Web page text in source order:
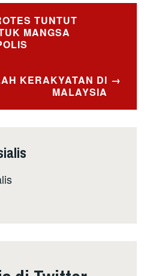
TUNTUT
MANGSA
KERAKYATAN DI
MALAYSIA